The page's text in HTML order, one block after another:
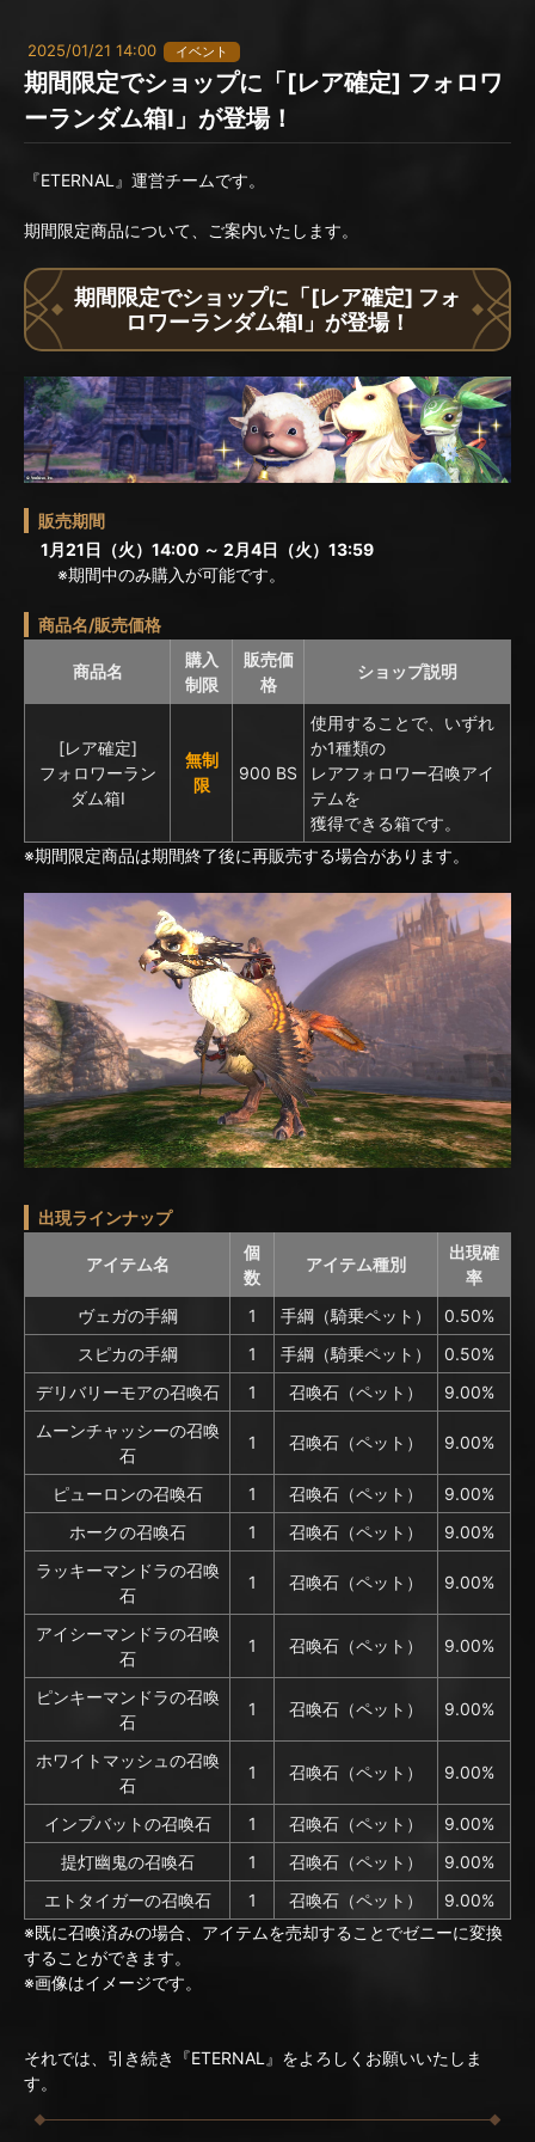
2025/01/21 14:00 イベント
期間限定でショップに「[レア確定] フォロワ
ーランダム箱I」が登場！
『ETERNAL』運営チームです。
期間限定商品について、ご案内いたします。
期間限定でショップに「[レア確定] フォ
ロワーランダム箱I」が登場！
販売期間
1月21日（火）14:00 ～ 2月4日（火）13:59
※期間中のみ購入が可能です。
商品名/販売価格
商品名
購入
制限
販売価
格
ショップ説明
[レア確定]
フォロワーラン
ダム箱I
無制
限
900 BS
使用することで、いずれ
か1種類の
レアフォロワー召喚アイ
テムを
獲得できる箱です。
※期間限定商品は期間終了後に再販売する場合があります。
出現ラインナップ
アイテム名
個
数
アイテム種別
出現確
率
ヴェガの手綱
1 手綱（騎乗ペット）
0.50%
スピカの手綱
1 手綱（騎乗ペット）
0.50%
デリバリーモアの召喚石
1 召喚石（ペット）
9.00%
ムーンチャッシーの召喚
石
1 召喚石（ペット） 9.00%
ピューロンの召喚石 1 召喚石（ペット）
9.00%
ホークの召喚石
1 召喚石（ペット）
9.00%
ラッキーマンドラの召喚
石
1 召喚石（ペット） 9.00%
アイシーマンドラの召喚
石
1 召喚石（ペット） 9.00%
ピンキーマンドラの召喚
石
1 召喚石（ペット） 9.00%
ホワイトマッシュの召喚
石
1 召喚石（ペット） 9.00%
インプバットの召喚石 1 召喚石（ペット）
9.00%
提灯幽鬼の召喚石
1 召喚石（ペット）
9.00%
エトタイガーの召喚石
1 召喚石（ペット）
9.00%
※既に召喚済みの場合、アイテムを売却することでゼニーに変換
することができます。
※画像はイメージです。
それでは、引き続き『ETERNAL』をよろしくお願いいたしま
す。